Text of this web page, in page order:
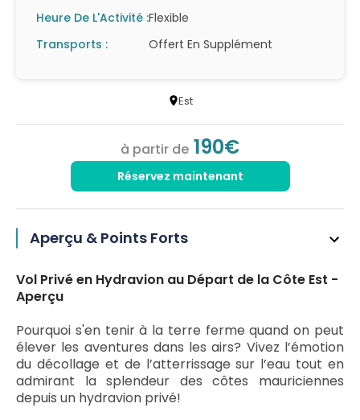
Heure De L'Activité :Flexible
Transports :
Offert En Supplément
Est
à partir de 190€
Réservez maintenant
Aperçu & Points Forts
Vol Privé en Hydravion au Départ de la Côte Est -
Aperçu
Pourquoi s'en tenir à la terre ferme quand on peut
élever les aventures dans les airs? Vivez l’émotion
du décollage et de l’atterrissage sur l’eau tout en
admirant la splendeur des côtes mauriciennes
depuis un hydravion privé!